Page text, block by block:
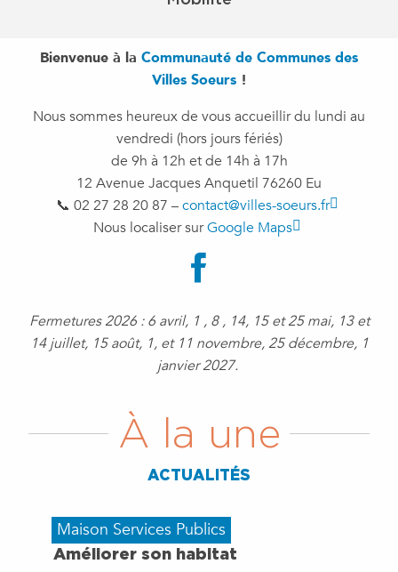
Bienvenue à la Communauté de Communes des
Villes Soeurs!
Nous sommes heureux de vous accueillir du lundi au
vendredi (hors jours fériés)
de 9h à 12h et de 14h à 17h
12 Avenue Jacques Anquetil 76260 Eu
📞 02 27 28 20 87 –contact@villes-soeurs.fr
Nous localiser surGoogle Maps
Fermetures 2026 : 6 avril, 1 , 8 , 14, 15 et 25 mai, 13 et
14 juillet, 15 août, 1, et 11 novembre, 25 décembre, 1
janvier 2027.
À la une
ACTUALITÉS
Maison Services Publics
Améliorer son habitat